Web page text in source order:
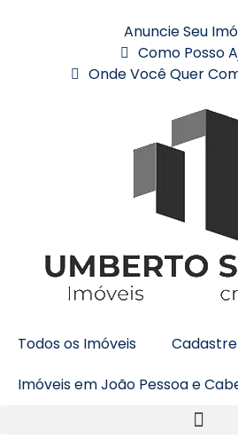
Anuncie Seu
Como Posso
Onde Você Quer
Todos os Imóveis
Imóveis em João Pessoa e